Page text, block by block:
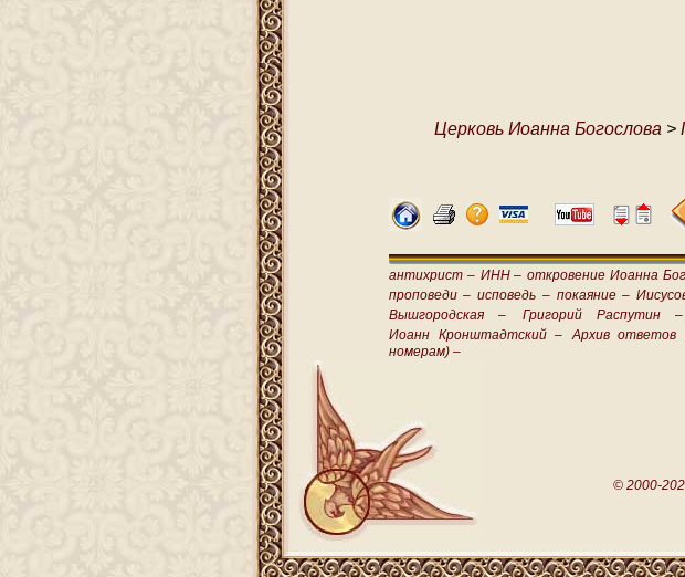
Церковь Иоанна Богослова >
антихрист – ИНН – откровение Иоанна
проповеди – исповедь – покаяние –
Вышгородская –
Григорий Распутин –
Иоанн Кронштадтский –
Архив
номерам) –
© 2000-